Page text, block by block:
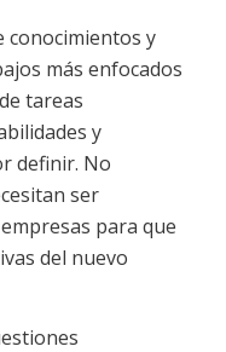
conocimientos y
más enfocados
tareas
y
definir. No
ser
para que
del nuevo